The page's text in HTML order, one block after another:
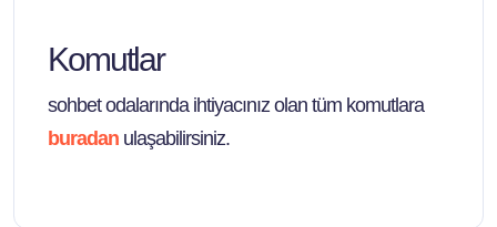
Komutlar
sohbet odalarında ihtiyacınız olan tüm komutlara
buradan ulaşabilirsiniz.